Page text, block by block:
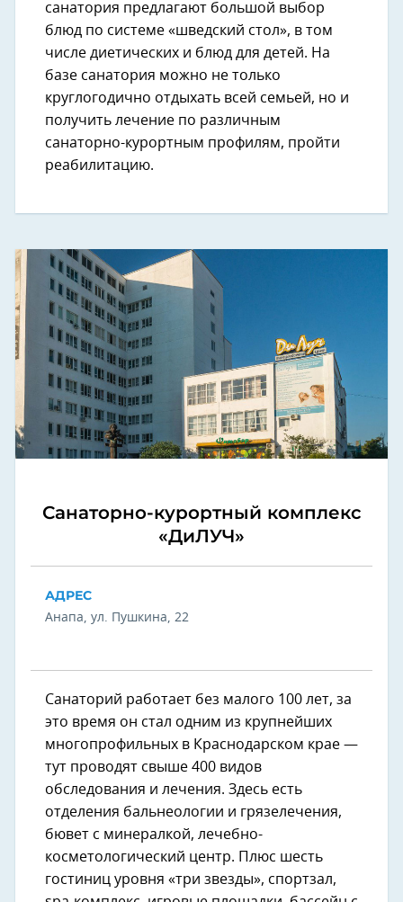
санатория предлагают большой выбор
блюд по системе «шведский стол», в том
числе диетических и блюд для детей. На
базе санатория можно не только
круглогодично отдыхать всей семьей, но и
получить лечение по различным
санаторно-курортным профилям, пройти
реабилитацию.
Санаторно-курортный комплекс
«ДиЛУЧ»
АДРЕС
Анапа, ул. Пушкина, 22
Санаторий работает без малого 100 лет, за
это время он стал одним из крупнейших
многопрофильных в Краснодарском крае —
тут проводят свыше 400 видов
обследования и лечения. Здесь есть
отделения бальнеологии и грязелечения,
бювет с минералкой, лечебно-
косметологический центр. Плюс шесть
гостиниц уровня «три звезды», спортзал,